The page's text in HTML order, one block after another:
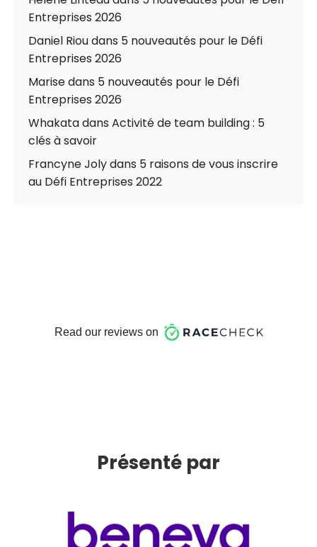
Entreprises 2026
Daniel Rioudans 5 nouveautés pour le Défi
Entreprises 2026
Marisedans 5 nouveautés pour le Défi
Entreprises 2026
Whakatadans Activité de team building : 5
clés à savoir
Francyne Jolydans 5 raisons de vous inscrire
au Défi Entreprises 2022
Présenté par